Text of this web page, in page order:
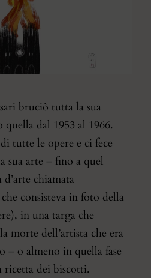
bruciò tutta la sua
dal 1953 al 1966.
tutte le opere e ci fece
sua arte – fino a quel
chiamata
che consisteva in foto della
in una targa che
morte dell’artista che era
– o almeno in quella fase
ricetta dei biscotti.